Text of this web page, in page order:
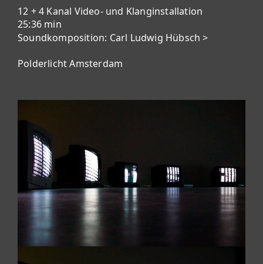
12 + 4 Kanal Video- und Klanginstallation
25:36 min
Soundkomposition: Carl Ludwig Hübsch >
Polderlicht Amsterdam